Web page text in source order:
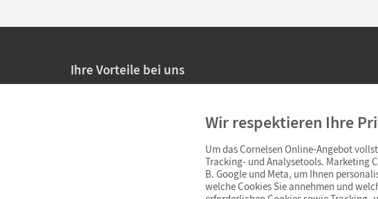
Ihre Vorteile bei uns
Persönliche Angebote für Lehrkräfte
Sicheres Einkaufen mit SSL-Verschlüsselung
Widerrufsfristvon 4 Wochen
Wir respektieren Ihre
Um das Cornelsen Online-Angebot
Tracking- und Analysetools. Marketing
B. Google und Meta, um Ihnen
welche Cookies Sie annehmen und